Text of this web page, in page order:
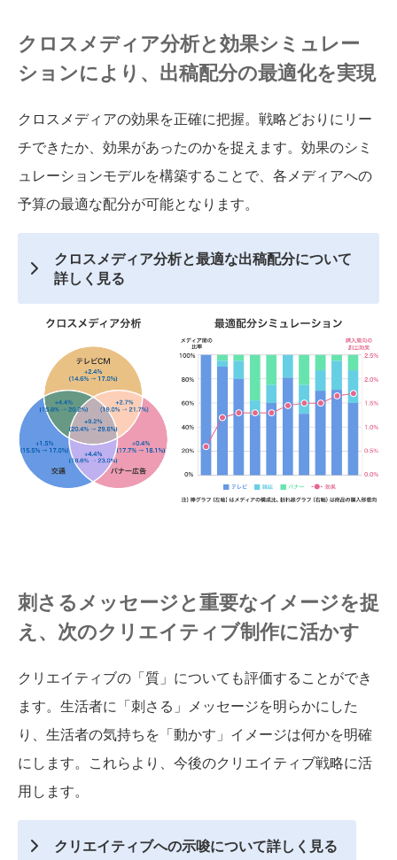
クロスメディア分析と効果シミュレー
ションにより、出稿配分の最適化を実現
クロスメディアの効果を正確に把握。戦略どおりにリー
チできたか、効果があったのかを捉えます。効果のシミ
ュレーションモデルを構築することで、各メディアへの
予算の最適な配分が可能となります。
クロスメディア分析と最適な出稿配分について
詳しく見る
刺さるメッセージと重要なイメージを捉
え、次のクリエイティブ制作に活かす
クリエイティブの「質」についても評価することができ
ます。生活者に「刺さる」メッセージを明らかにした
り、生活者の気持ちを「動かす」イメージは何かを明確
にします。これらより、今後のクリエイティブ戦略に活
用します。
クリエイティブへの示唆について詳しく見る